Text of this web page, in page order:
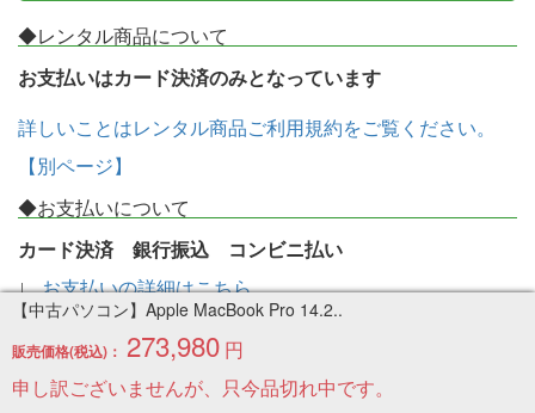
【中古パソコン】Apple MacBook Pro 14.2..
販売価格(税込)： 273,980 円
申し訳ございませんが、只今品切れ中です。
◆レンタル商品について
お支払いはカード決済のみとなっています
詳しいことはレンタル商品ご利用規約をご覧ください。
【別ページ】
◆お支払いについて
カード決済 銀行振込 コンビニ払い
∟お支払いの詳細はこちら
送料について
∟ 送料の詳細はこちら